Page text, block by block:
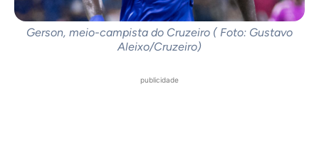
Gerson, meio-campista do Cruzeiro ( Foto: Gustavo
Aleixo/Cruzeiro)
publicidade